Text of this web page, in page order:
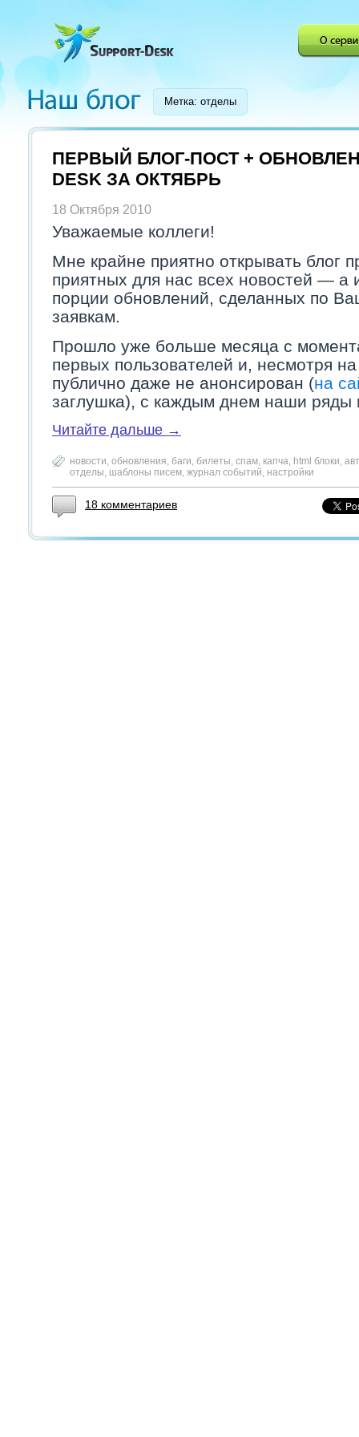
Метка: отделы
ПЕРВЫЙ БЛОГ-ПОСТ +
DESK ЗА ОКТЯБРЬ
18 Октября 2010
Уважаемые коллеги!
Мне крайне приятно открывать блог
приятных для нас всех новостей — а
порции обновлений, сделанных по
заявкам.
Прошло уже больше месяца с
первых пользователей и, несмотря
публично даже не анонсирован (на
заглушка), с каждым днем наши ряды
Читайте дальше →
новости, обновления, баги, билеты, спам, капча, html блоки,
отделы, шаблоны писем, журнал событий, настройки
18 комментариев